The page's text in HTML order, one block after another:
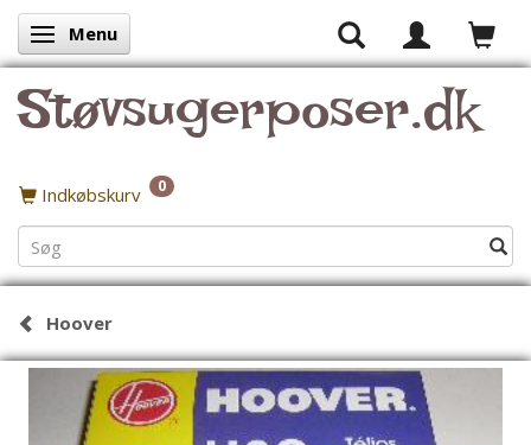
Skifte navigation
Menu
Støvsugerposer.dk
Indkøbskurv 0
Hoover